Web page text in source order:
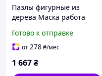
Пазлы фигурные из
дерева Маска работа
Готово к отправке
от278₴/мес
1 667₴